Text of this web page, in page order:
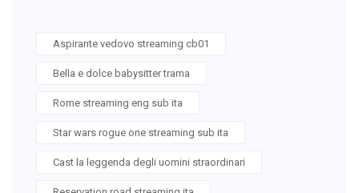
Aspirante vedovo streaming cb01
Bella e dolce babysitter trama
Rome streaming eng sub ita
Star wars rogue one streaming sub ita
Cast la leggenda degli uomini straordinari